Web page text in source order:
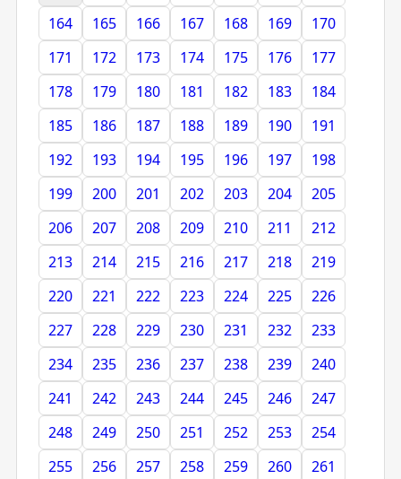
164
165 166 167 168 169
170
171
172 173 174 175 176
177
178
179 180 181 182 183
184
185
186 187 188 189 190
191
192
193 194 195 196 197
198
199
200 201 202 203 204
205
206
207 208 209 210 211
212
213
214 215 216 217 218
219
220
221 222 223 224 225
226
227
228 229 230 231 232
233
234
235 236 237 238 239
240
241
242 243 244 245 246
247
248
249 250 251 252 253
254
255
256 257 258 259 260 261